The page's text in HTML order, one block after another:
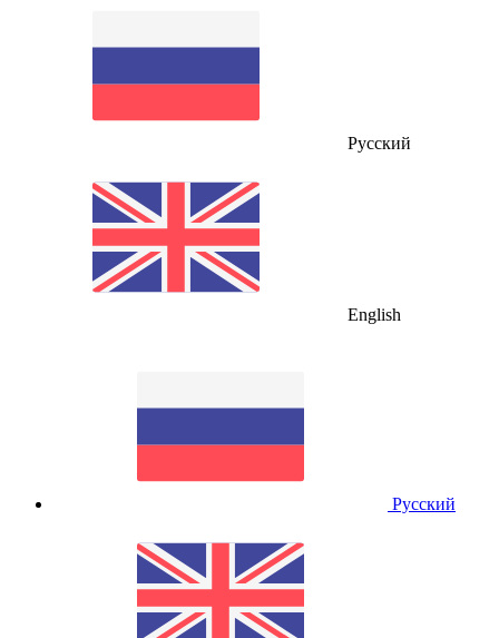
Русский
English
Русский